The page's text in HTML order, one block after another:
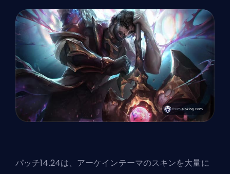
パッチ14.24は、アーケインテーマのスキンを大量に